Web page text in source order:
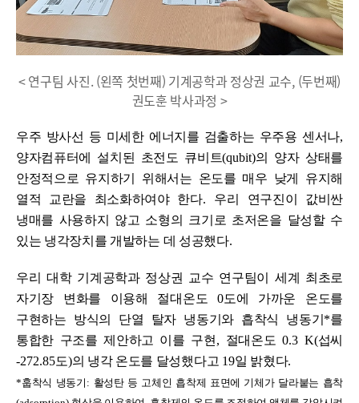
< 연구팀 사진. (왼쪽 첫번째) 기계공학과 정상권 교수, (두번째)
권도훈 박사과정 >
우주 방사선 등 미세한 에너지를 검출하는 우주용 센서나,
양자컴퓨터에 설치된 초전도 큐비트(qubit)의 양자 상태를
안정적으로 유지하기 위해서는 온도를 매우 낮게 유지해
열적 교란을 최소화하여야 한다. 우리 연구진이 값비싼
냉매를 사용하지 않고 소형의 크기로 초저온을 달성할 수
있는 냉각장치를 개발하는 데 성공했다.
우리 대학 기계공학과 정상권 교수 연구팀이 세계 최초로
자기장 변화를 이용해 절대온도 0도에 가까운 온도를
구현하는 방식의 단열 탈자 냉동기와 흡착식 냉동기 *를
통합한 구조를 제안하고 이를 구현 , 절대온도 0.3 K(섭씨
-272.85도)의 냉각 온도를 달성했다고 19일 밝혔다.
*훕착식 냉동기 : 활성탄 등 고체인 흡착제 표면에 기체가 달라붙는 흡착